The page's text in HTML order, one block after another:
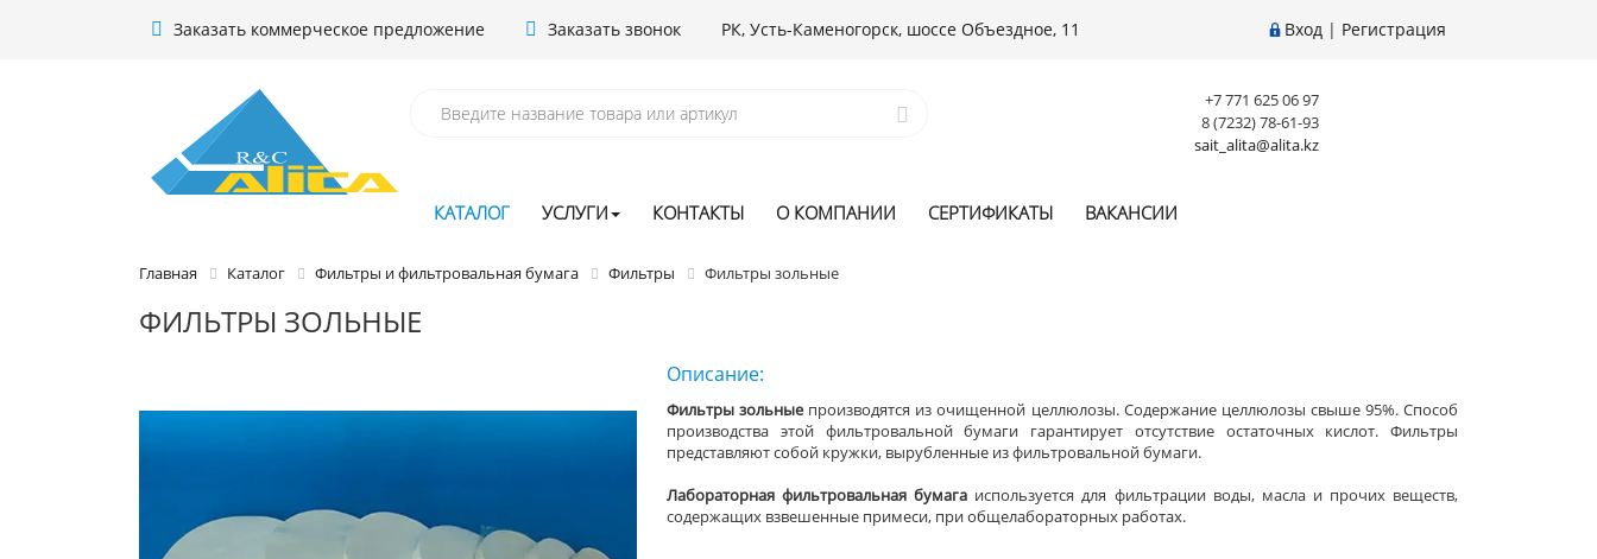
Заказать коммерческое предложение Заказать звонок РК, Усть-Каменогорск, шоссе Объездное, 11 Вход | Регистрация
+7 771 625 06 97
8 (7232) 78-61-93
sait_alita@alita.kz
КАТАЛОГ УСЛУГИ КОНТАКТЫ О КОМПАНИИ СЕРТИФИКАТЫ ВАКАНСИИ
Главная Каталог Фильтры и фильтровальная бумага Фильтры Фильтры зольные
ФИЛЬТРЫ ЗОЛЬНЫЕ
Описание:
Фильтры зольныепроизводятся из очищенной целлюлозы. Содержание целлюлозы свыше 95%. Способ
производства этой фильтровальной бумаги гарантирует отсутствие остаточных кислот. Фильтры
представляют собой кружки, вырубленные из фильтровальной бумаги.
Лабораторная фильтровальная бумага используется для фильтрации воды, масла и прочих веществ,
содержащих взвешенные примеси, при общелабораторных работах.